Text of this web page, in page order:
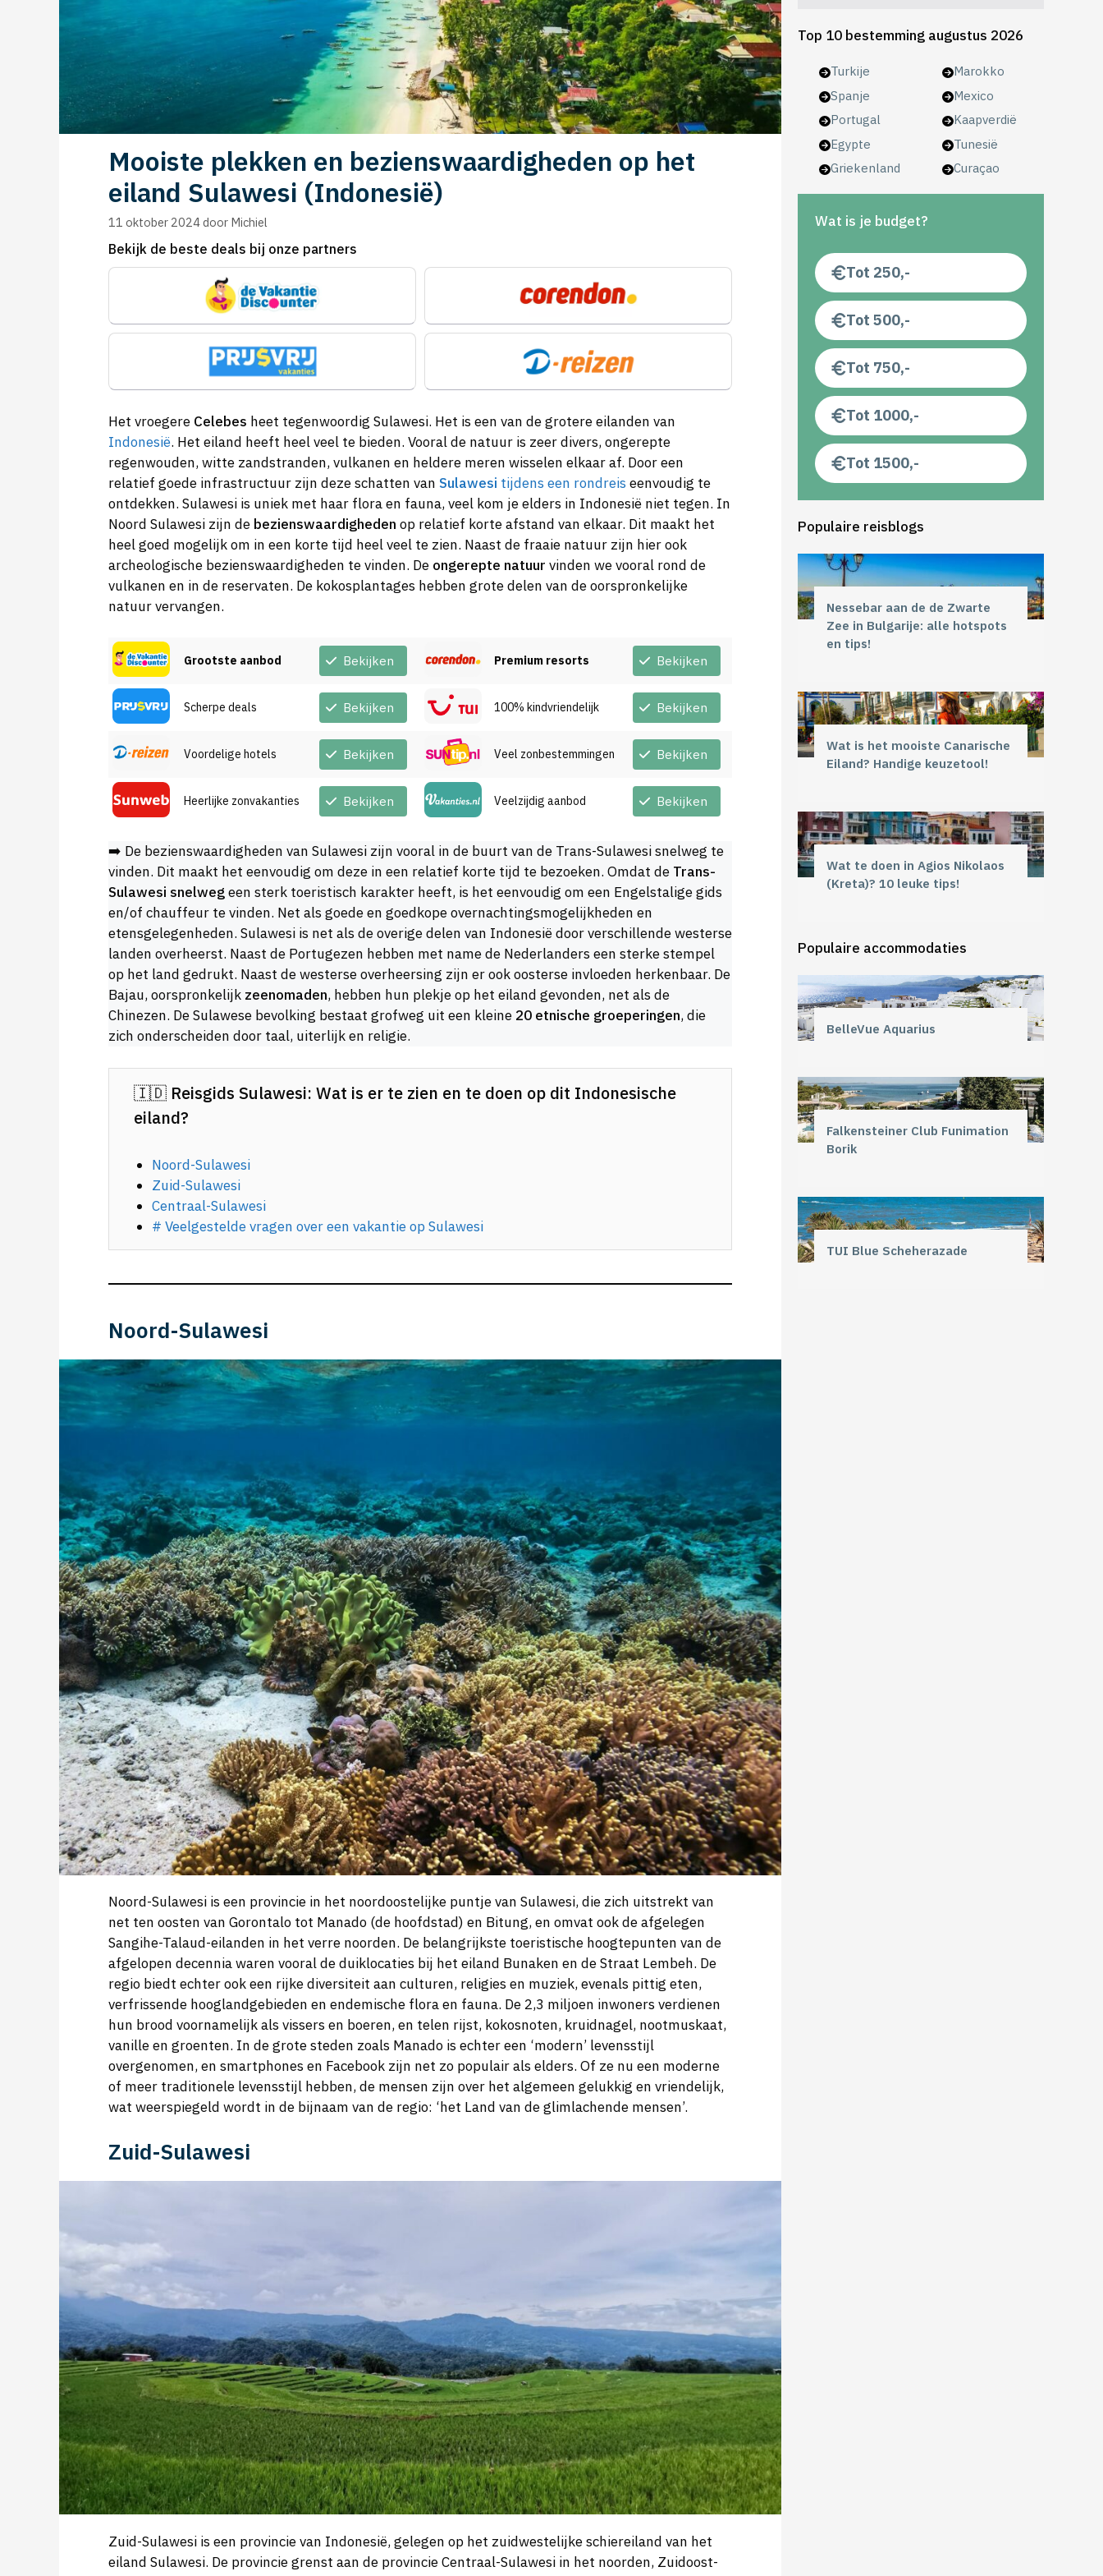
Mooiste plekken en bezienswaardigheden op het
eiland Sulawesi (Indonesië)
11 oktober 2024door Michiel
Bekijk de beste deals bij onze partners
Het vroegere Celebes heet tegenwoordig Sulawesi. Het is een van de grotere eilanden van
Indonesië. Het eiland heeft heel veel te bieden. Vooral de natuur is zeer divers, ongerepte
regenwouden, witte zandstranden, vulkanen en heldere meren wisselen elkaar af. Door een
relatief goede infrastructuur zijn deze schatten van Sulawesi tijdens een rondreis eenvoudig te
ontdekken. Sulawesi is uniek met haar flora en fauna, veel kom je elders in Indonesië niet tegen. In
Noord Sulawesi zijn de bezienswaardigheden op relatief korte afstand van elkaar. Dit maakt het
heel goed mogelijk om in een korte tijd heel veel te zien. Naast de fraaie natuur zijn hier ook
archeologische bezienswaardigheden te vinden. De ongerepte natuur vinden we vooral rond de
vulkanen en in de reservaten. De kokosplantages hebben grote delen van de oorspronkelijke
natuur vervangen.
Grootste aanbod Bekijken
Scherpe deals Bekijken
Voordelige hotels Bekijken
Heerlijke zonvakanties Bekijken
Premium resorts Bekijken
100% kindvriendelijk Bekijken
Veel zonbestemmingen Bekijken
Veelzijdig aanbod Bekijken
➡️ De bezienswaardigheden van Sulawesi zijn vooral in de buurt van de Trans-Sulawesi snelweg te
vinden. Dit maakt het eenvoudig om deze in een relatief korte tijd te bezoeken. Omdat de Trans-
Sulawesi snelwegeen sterk toeristisch karakter heeft, is het eenvoudig om een Engelstalige gids
en/of chauffeur te vinden. Net als goede en goedkope overnachtingsmogelijkheden en
etensgelegenheden. Sulawesi is net als de overige delen van Indonesië door verschillende westerse
landen overheerst. Naast de Portugezen hebben met name de Nederlanders een sterke stempel
op het land gedrukt. Naast de westerse overheersing zijn er ook oosterse invloeden herkenbaar. De
Bajau, oorspronkelijk zeenomaden, hebben hun plekje op het eiland gevonden, net als de
Chinezen. De Sulawese bevolking bestaat grofweg uit een kleine 20 etnische groeperingen, die
zich onderscheiden door taal, uiterlijk en religie.
🇮🇩 Reisgids Sulawesi: Wat is er te zien en te doen op dit Indonesische
eiland?
Noord-Sulawesi
Zuid-Sulawesi
Centraal-Sulawesi
# Veelgestelde vragen over een vakantie op Sulawesi
Noord-Sulawesi
Noord-Sulawesi is een provincie in het noordoostelijke puntje van Sulawesi, die zich uitstrekt van
net ten oosten van Gorontalo tot Manado (de hoofdstad) en Bitung, en omvat ook de afgelegen
Sangihe-Talaud-eilanden in het verre noorden. De belangrijkste toeristische hoogtepunten van de
afgelopen decennia waren vooral de duiklocaties bij het eiland Bunaken en de Straat Lembeh. De
regio biedt echter ook een rijke diversiteit aan culturen, religies en muziek, evenals pittig eten,
verfrissende hooglandgebieden en endemische flora en fauna. De 2,3 miljoen inwoners verdienen
hun brood voornamelijk als vissers en boeren, en telen rijst, kokosnoten, kruidnagel, nootmuskaat,
vanille en groenten. In de grote steden zoals Manado is echter een ‘modern’ levensstijl
overgenomen, en smartphones en Facebook zijn net zo populair als elders. Of ze nu een moderne
of meer traditionele levensstijl hebben, de mensen zijn over het algemeen gelukkig en vriendelijk,
wat weerspiegeld wordt in de bijnaam van de regio: ‘het Land van de glimlachende mensen’.
Zuid-Sulawesi
Zuid-Sulawesi is een provincie van Indonesië, gelegen op het zuidwestelijke schiereiland van het
eiland Sulawesi. De provincie grenst aan de provincie Centraal-Sulawesi in het noorden, Zuidoost-
Top 10 bestemming augustus 2026
Turkije
Spanje
Portugal
Egypte
Griekenland
Marokko
Mexico
Kaapverdië
Tunesië
Curaçao
Wat is je budget?
Tot 250,-
Tot 500,-
Tot 750,-
Tot 1000,-
Tot 1500,-
Populaire reisblogs
Nessebar aan de de Zwarte
Zee in Bulgarije: alle hotspots
en tips!
Wat is het mooiste Canarische
Eiland? Handige keuzetool!
Wat te doen in Agios Nikolaos
(Kreta)? 10 leuke tips!
Populaire accommodaties
BelleVue Aquarius
Falkensteiner Club Funimation
Borik
TUI Blue Scheherazade